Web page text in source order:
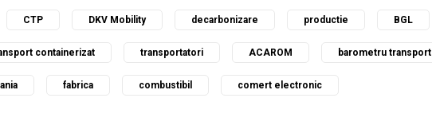
CTP DKV Mobility decarbonizare productie BGL
containerizat transportatori ACAROM barometru transport
fabrica combustibil comert electronic